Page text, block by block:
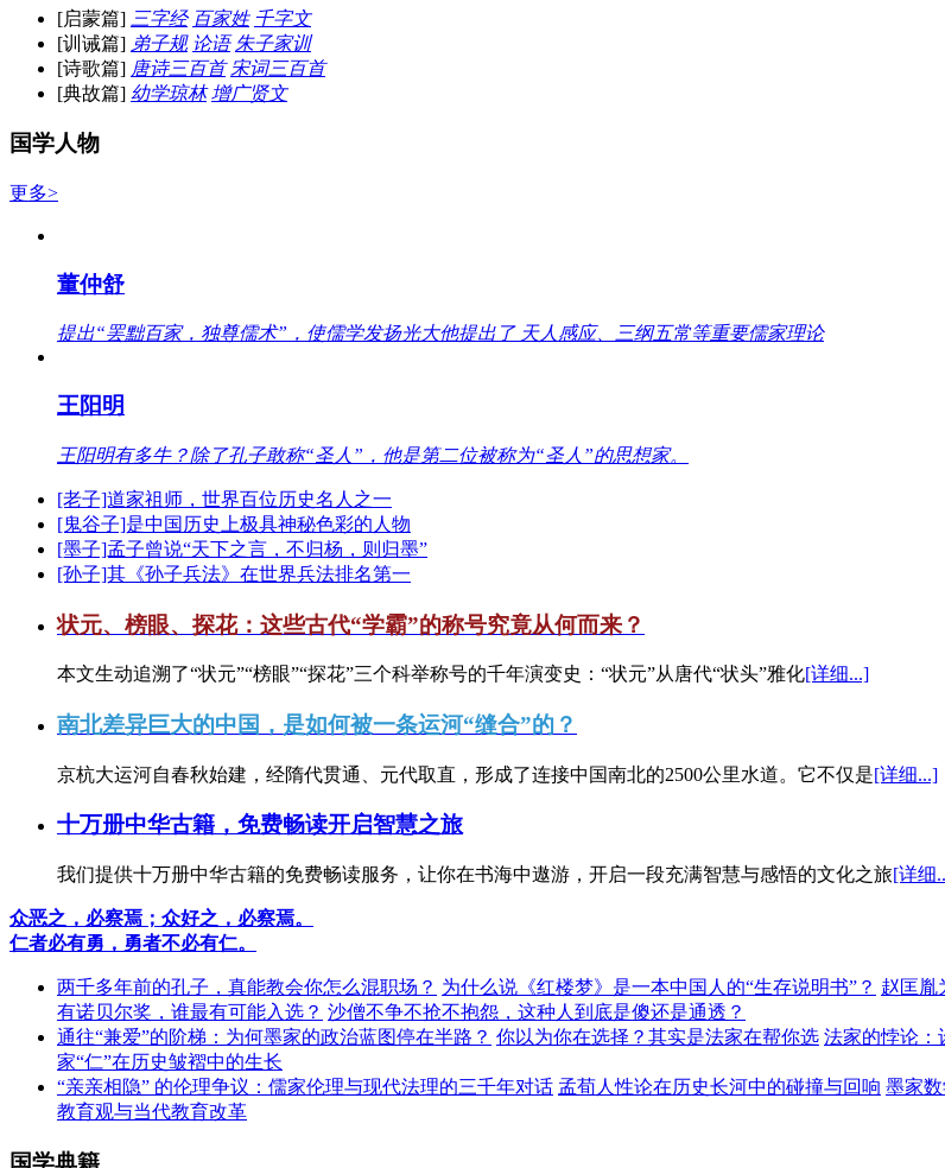
[启蒙篇] 三字经 百家姓 千字文
[训诫篇] 弟子规 论语 朱子家训
[诗歌篇] 唐诗三百首 宋词三百首
[典故篇] 幼学琼林 增广贤文
国学人物
更多>
董仲舒
提出“罢黜百家，独尊儒术”，使儒学发扬光大他提出了 天人感应、三纲五常等重要儒家理论
王阳明
王阳明有多牛？除了孔子敢称“圣人”，他是第二位被称为“圣人”的思想家。
[老子]道家祖师，世界百位历史名人之一
[鬼谷子]是中国历史上极具神秘色彩的人物
[墨子]孟子曾说“天下之言，不归杨，则归墨”
[孙子]其《孙子兵法》在世界兵法排名第一
状元、榜眼、探花：这些古代“学霸”的称号究竟从何而来？
本文生动追溯了“状元”“榜眼”“探花”三个科举称号的千年演变史：“状元”从唐代“状头”雅化[详细...]
南北差异巨大的中国，是如何被一条运河“缝合”的？
京杭大运河自春秋始建，经隋代贯通、元代取直，形成了连接中国南北的2500公里水道。它不仅是[详细...]
十万册中华古籍，免费畅读开启智慧之旅
我们提供十万册中华古籍的免费畅读服务，让你在书海中遨游，开启一段充满智慧与感悟的文化之旅[详细
众恶之，必察焉；众好之，必察焉。
仁者必有勇，勇者不必有仁。
两千多年前的孔子，真能教会你怎么混职场？ 为什么说《红楼梦》是一本中国人的“生存说明书”？ 赵匡胤
有诺贝尔奖，谁最有可能入选？ 沙僧不争不抢不抱怨，这种人到底是傻还是通透？
通往“兼爱”的阶梯：为何墨家的政治蓝图停在半路？ 你以为你在选择？其实是法家在帮你选 法家的悖论：
家“仁”在历史皱褶中的生长
“亲亲相隐” 的伦理争议：儒家伦理与现代法理的三千年对话 孟荀人性论在历史长河中的碰撞与回响 墨家
教育观与当代教育改革
国学典籍